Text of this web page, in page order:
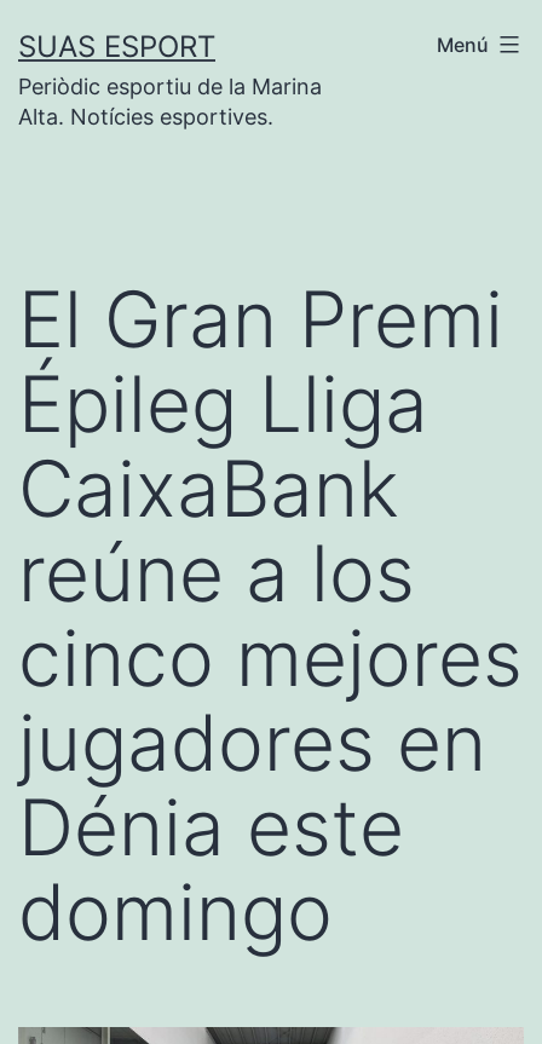
contenido
SUAS ESPORT
Periòdic esportiu de la Marina
Alta. Notícies esportives.
Menú
El Gran Premi
Épileg Lliga
CaixaBank
reúne a los
cinco mejores
jugadores en
Dénia este
domingo